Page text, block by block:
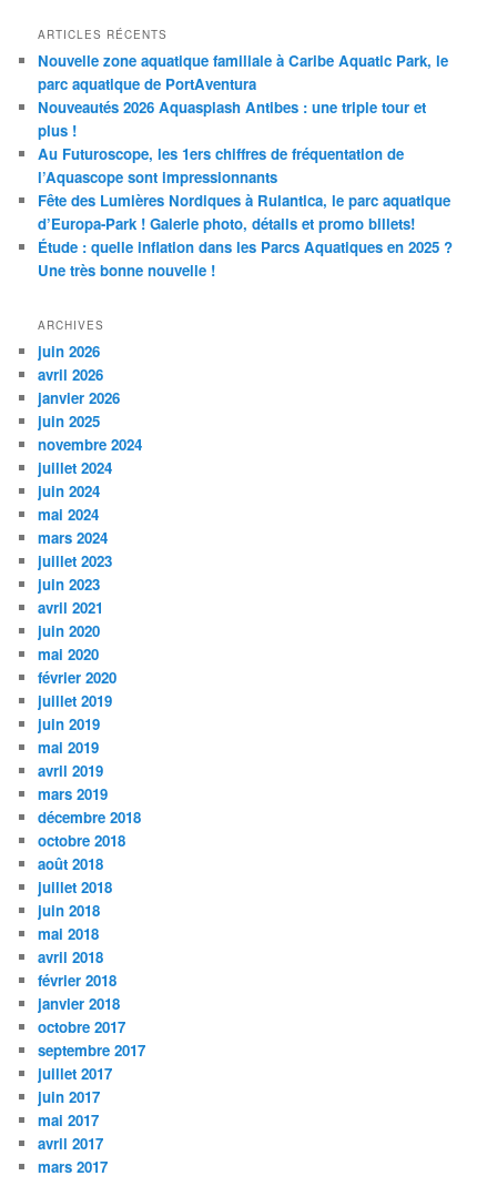
ARTICLES RÉCENTS
Nouvelle zone aquatique familiale à Caribe Aquatic Park, le
parc aquatique de PortAventura
Nouveautés 2026 Aquasplash Antibes : une triple tour et
plus !
Au Futuroscope, les 1ers chiffres de fréquentation de
l’Aquascope sont impressionnants
Fête des Lumières Nordiques à Rulantica, le parc aquatique
d’Europa-Park ! Galerie photo, détails et promo billets!
Étude : quelle inflation dans les Parcs Aquatiques en 2025 ?
Une très bonne nouvelle !
ARCHIVES
juin 2026
avril 2026
janvier 2026
juin 2025
novembre 2024
juillet 2024
juin 2024
mai 2024
mars 2024
juillet 2023
juin 2023
avril 2021
juin 2020
mai 2020
février 2020
juillet 2019
juin 2019
mai 2019
avril 2019
mars 2019
décembre 2018
octobre 2018
août 2018
juillet 2018
juin 2018
mai 2018
avril 2018
février 2018
janvier 2018
octobre 2017
septembre 2017
juillet 2017
juin 2017
mai 2017
avril 2017
mars 2017